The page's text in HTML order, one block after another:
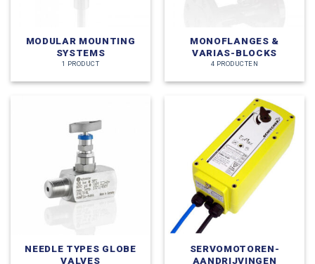
MODULAR MOUNTING
SYSTEMS
1 PRODUCT
MONOFLANGES &
VARIAS-BLOCKS
4 PRODUCTEN
NEEDLE TYPES GLOBE
VALVES
SERVOMOTOREN-
AANDRIJVINGEN